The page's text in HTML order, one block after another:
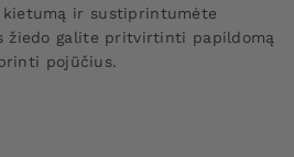
ir sustiprintumėte
žiedo galite pritvirtinti papildomą
pojūčius.